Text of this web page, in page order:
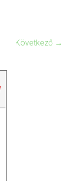
Következő →